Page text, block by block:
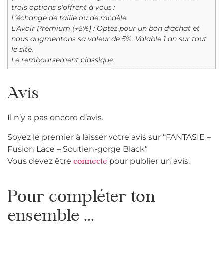
trois options s'offrent à vous :
L’échange de taille ou de modèle.
L’Avoir Premium (+5%) : Optez pour un bon d'achat et
nous augmentons sa valeur de 5%. Valable 1 an sur tout
le site.
Le remboursement classique.
Avis
Il n’y a pas encore d’avis.
Soyez le premier à laisser votre avis sur “FANTASIE –
Fusion Lace – Soutien-gorge Black”
Vous devez être connecté pour publier un avis.
Pour compléter ton
ensemble ...